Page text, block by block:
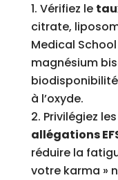
Vérifiez le
citrate,
Medical
magnésium
à l’oxyde.
Privilégiez
allégations
réduire la
votre karma »